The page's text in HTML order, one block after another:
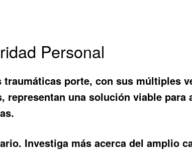
Personal
traumáticas porte, con sus múltiples
una solución viable para
Investiga más acerca del amplio